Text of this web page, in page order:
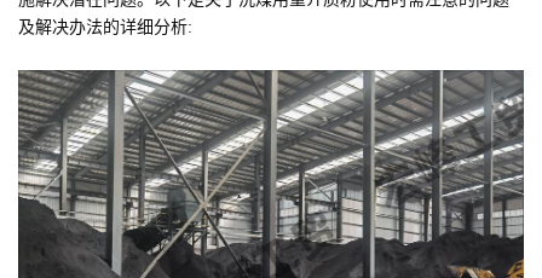
及解决办法的详细分析: